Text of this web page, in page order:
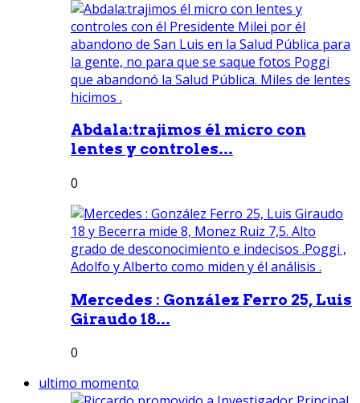
Abdala:trajimos él micro con
lentes y controles...
0
Mercedes : González Ferro 25, Luis
Giraudo 18...
0
ultimo momento